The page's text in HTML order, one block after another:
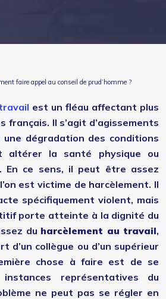
faire appel au conseil de prud’homme ?
est un fléau affectant plus
français. Il s’agit d’agissements
dégradation des conditions
altérer la santé physique ou
En ce sens, il peut être assez
est victime de harcèlement. Il
spécifiquement violent, mais
porte atteinte à la dignité du
du harcèlement au travail,
d’un collègue ou d’un supérieur
chose à faire est de se
représentatives du
ne peut pas se régler en